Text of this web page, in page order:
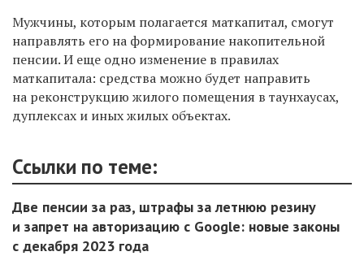
Мужчины, которым полагается маткапитал, смогут
направлять его на формирование накопительной
пенсии. И еще одно изменение в правилах
маткапитала: средства можно будет направить
на реконструкцию жилого помещения в таунхаусах,
дуплексах и иных жилых объектах.
Ссылки по теме:
Две пенсии за раз, штрафы за летнюю резину
и запрет на авторизацию c Google: новые законы
с декабря 2023 года